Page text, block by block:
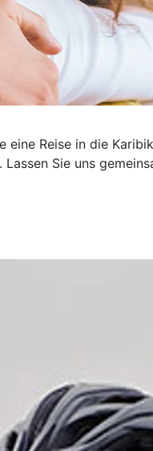
Reise in die
Sie uns